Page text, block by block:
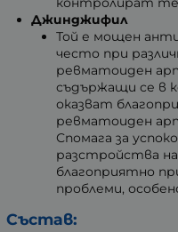
Джинджифил
Той е мощен
често при
ревматоиден
съдържащи се в
оказват
ревматоиден
Спомага за
разстройства
благоприятно
проблеми,
Състав: